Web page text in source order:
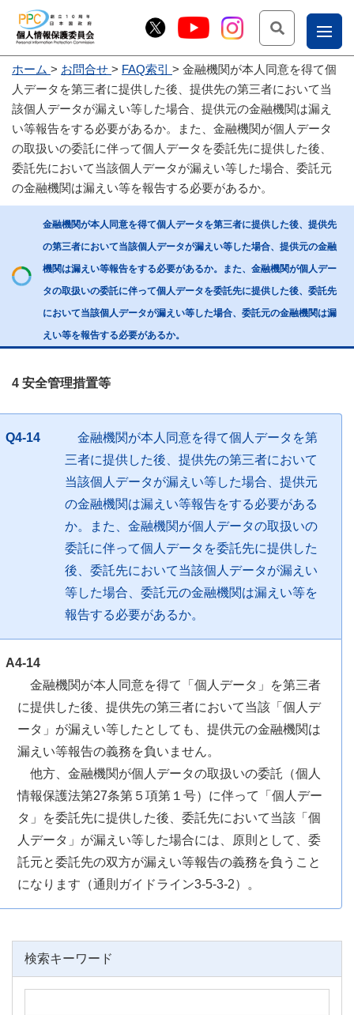
お
問
合
せ
こー
じょ
ー部
ホーム お問合せ FAQ索引
金融機関が本人同意を得て個
人データを第三者に提供した後、提供先の第三者において当
該個人データが漏えい等した場合、提供元の金融機関は漏え
い等報告をする必要があるか。また、金融機関が個人データ
の取扱いの委託に伴って個人データを委託先に提供した後、
委託先において当該個人データが漏えい等した場合、委託元
の金融機関は漏えい等を報告する必要があるか。
金融機関が本人同意を得て個人データを第三者に提供した後、提供先
の第三者において当該個人データが漏えい等した場合、提供元の金融
機関は漏えい等報告をする必要があるか。また、金融機関が個人デー
タの取扱いの委託に伴って個人データを委託先に提供した後、委託先
において当該個人データが漏えい等した場合、委託元の金融機関は漏
えい等を報告する必要があるか。
4 安全管理措置等
Q4-14
金融機関が本人同意を得て個人データを第
三者に提供した後、提供先の第三者において
当該個人データが漏えい等した場合、提供元
の金融機関は漏えい等報告をする必要がある
か。また、金融機関が個人データの取扱いの
委託に伴って個人データを委託先に提供した
後、委託先において当該個人データが漏えい
等した場合、委託元の金融機関は漏えい等を
報告する必要があるか。
A4-14
金融機関が本人同意を得て「個人データ」を第三者
に提供した後、提供先の第三者において当該「個人デ
ータ」が漏えい等したとしても、提供元の金融機関は
漏えい等報告の義務を負いません。
他方、金融機関が個人データの取扱いの委託（個人
情報保護法第27条第５項第１号）に伴って「個人デー
タ」を委託先に提供した後、委託先において当該「個
人データ」が漏えい等した場合には、原則として、委
託元と委託先の双方が漏えい等報告の義務を負うこと
になります（通則ガイドライン3-5-3-2）。
検索キーワード